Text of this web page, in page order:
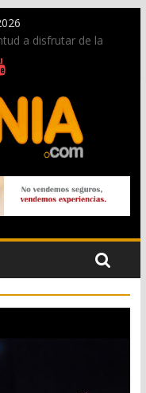
a disfrutar de la
de 50.000 imágenes
la calle Marqués de
Cristiana
durante agosto a
los Jardins de
llaves de la ciudad y